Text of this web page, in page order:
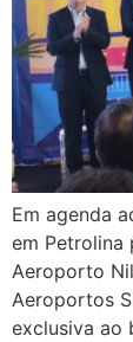
Em agenda
em Petrolina
Aeroporto
Aeroportos
exclusiva ao